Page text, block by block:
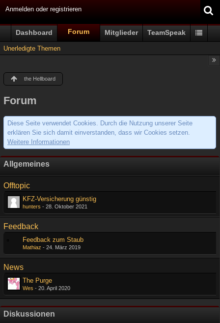
Anmelden oder registrieren
Dashboard Forum Mitglieder TeamSpeak
Unerledigte Themen
the Hellboard
Forum
Diese Seite verwendet Cookies. Durch die Nutzung unserer Seite
erklären Sie sich damit einverstanden, dass wir Cookies setzen.
Weitere Informationen
Allgemeines
Offtopic
KFZ-Versicherung günstig
hunters - 28. Oktober 2021
Feedback
Feedback zum Staub
Mathiaz - 24. März 2019
News
The Purge
Wes - 20. April 2020
Diskussionen